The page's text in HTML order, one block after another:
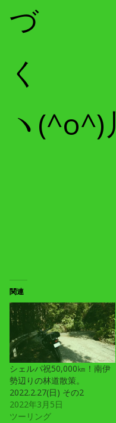
づ
く
ヽ(^o^)丿
関連
シェルパ祝50,000㎞！南伊
勢辺りの林道散策。
2022.2.27(日) その2
2022年3月5日
ツーリング